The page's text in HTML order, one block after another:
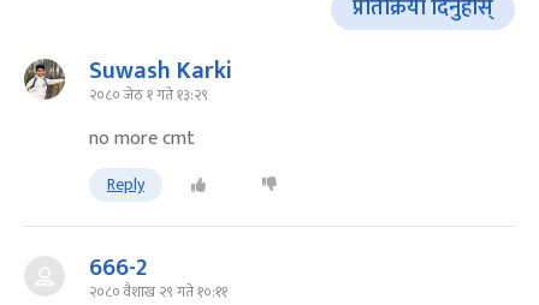
प्रतिक्रिया दिनुहोस्
Suwash Karki
२०८० जेठ १ गते १३:२९
no more cmt
Reply
666-2
२०८० वैशाख २९ गते १०:११